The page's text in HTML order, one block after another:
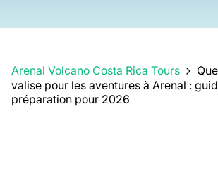
Arenal Volcano Costa Rica Tours
valise pour les aventures à Arenal :
préparation pour 2026